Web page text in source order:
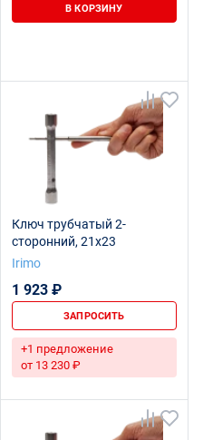
В КОРЗИНУ
Ключ трубчатый 2-
сторонний, 21x23
Irimo
1 923 ₽
ЗАПРОСИТЬ
+1 предложение
от 13 230 ₽